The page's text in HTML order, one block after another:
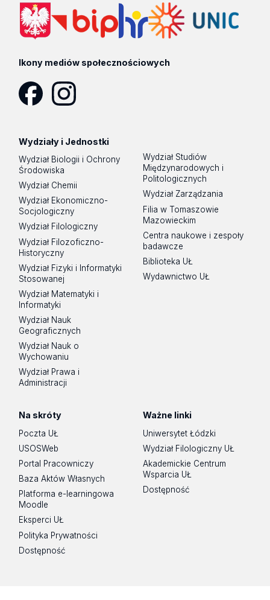
Ikony mediów społecznościowych
Wydziały i Jednostki
Wydział Biologii i Ochrony
Środowiska
Wydział Chemii
Wydział Ekonomiczno-
Socjologiczny
Wydział Filologiczny
Wydział Filozoficzno-
Historyczny
Wydział Fizyki i Informatyki
Stosowanej
Wydział Matematyki i
Informatyki
Wydział Nauk
Geograficznych
Wydział Nauk o
Wychowaniu
Wydział Prawa i
Administracji
Wydział Studiów
Międzynarodowych i
Politologicznych
Wydział Zarządzania
Filia w Tomaszowie
Mazowieckim
Centra naukowe i zespoły
badawcze
Biblioteka UŁ
Wydawnictwo UŁ
Na skróty
Poczta UŁ
USOSWeb
Portal Pracowniczy
Baza Aktów Własnych
Platforma e-learningowa
Moodle
Eksperci UŁ
Polityka Prywatności
Dostępność
Ważne linki
Uniwersytet Łódzki
Wydział Filologiczny UŁ
Akademickie Centrum
Wsparcia UŁ
Dostępność